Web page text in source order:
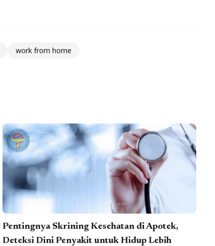
work from home
Pentingnya Skrining Kesehatan di Apotek,
Deteksi Dini Penyakit untuk Hidup Lebih